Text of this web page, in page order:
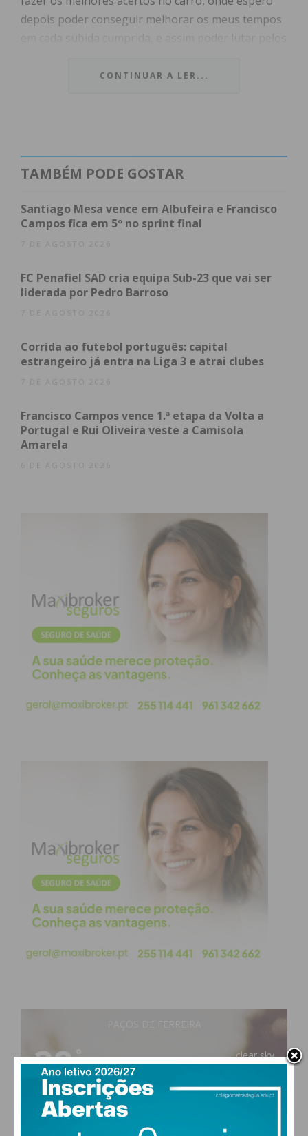
depois poder conseguir melhorar os meus tempos
termos técnicos esteja perfeito, vamos lá ver como
feira à tarde, tendo no sábado duas subidas de
lugar a duas subidas de treinos e de prova.
Imediato
obtenha de forma regular a informação
atualizada.
CONTINUAR A LER...
TAMBÉM PODE GOSTAR
Santiago Mesa vence em Albufeira e Francisco
Campos fica em 5º no sprint final
7 DE AGOSTO 2026
FC Penafiel SAD cria equipa Sub-23 que vai ser
liderada por Pedro Barroso
7 DE AGOSTO 2026
Corrida ao futebol português: capital
estrangeiro já entra na Liga 3 e atrai clubes
7 DE AGOSTO 2026
Francisco Campos vence 1.ª etapa da Volta a
Portugal e Rui Oliveira veste a Camisola
Amarela
6 DE AGOSTO 2026
29°
clear sky
MAX 29 • MIN 29